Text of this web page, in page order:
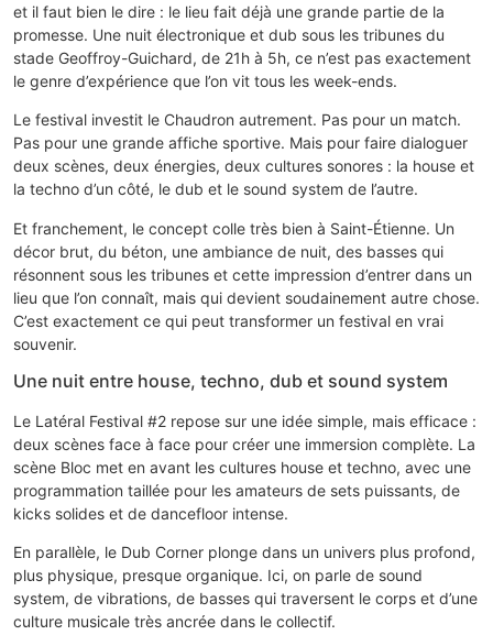
et il faut bien le dire : le lieu fait déjà une grande partie de la
promesse. Une nuit électronique et dub sous les tribunes du
stade Geoffroy-Guichard, de 21h à 5h, ce n’est pas exactement
le genre d’expérience que l’on vit tous les week-ends.
Le festival investit le Chaudron autrement. Pas pour un match.
Pas pour une grande affiche sportive. Mais pour faire dialoguer
deux scènes, deux énergies, deux cultures sonores : la house et
la techno d’un côté, le dub et le sound system de l’autre.
Et franchement, le concept colle très bien à Saint-Étienne. Un
décor brut, du béton, une ambiance de nuit, des basses qui
résonnent sous les tribunes et cette impression d’entrer dans un
lieu que l’on connaît, mais qui devient soudainement autre chose.
C’est exactement ce qui peut transformer un festival en vrai
souvenir.
Une nuit entre house, techno, dub et sound system
Le Latéral Festival #2 repose sur une idée simple, mais efficace :
deux scènes face à face pour créer une immersion complète. La
scène Bloc met en avant les cultures house et techno, avec une
programmation taillée pour les amateurs de sets puissants, de
kicks solides et de dancefloor intense.
En parallèle, le Dub Corner plonge dans un univers plus profond,
plus physique, presque organique. Ici, on parle de sound
system, de vibrations, de basses qui traversent le corps et d’une
culture musicale très ancrée dans le collectif.